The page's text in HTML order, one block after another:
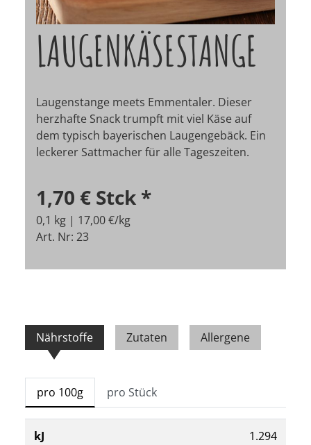
LAUGENKÄSESTANGE
Laugenstange meets Emmentaler. Dieser
herzhafte Snack trumpft mit viel Käse auf
dem typisch bayerischen Laugengebäck. Ein
leckerer Sattmacher für alle Tageszeiten.
1,70 € Stck *
0,1 kg | 17,00 €/kg
Art. Nr: 23
Nährstoffe Zutaten Allergene
pro 100g pro Stück
kJ 1.294